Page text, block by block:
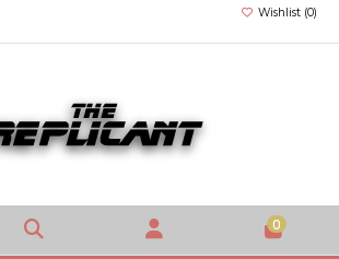
Wishlist (0)
0